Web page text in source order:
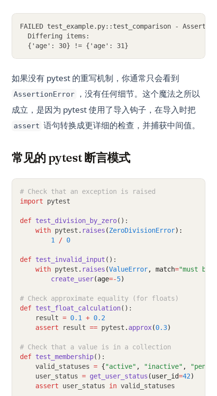
FAILED test_example.py::test_comparison -
  Differing items:
  {'age': 30} != {'age': 31}
如果没有 pytest 的重写机制，你通常只会看到
AssertionError
，没有任何细节。这个魔法之所以
成立，是因为 pytest 使用了导入钩子，在导入时把
assert 语句转换成更详细的检查，并捕获中间值。
常见的 pytest 断言模式
# Check that an exception is raised
import pytest
def test_division_by_zero():
with pytest . raises (ZeroDivisionError):
1
/ 0
def test_invalid_input ():
with pytest . raises (ValueError, match="must be
create_user(age=-5)
# Check approximate equality (for floats)
def test_float_calculation():
    result
= 0.1 + 0.2
assert result == pytest . approx(0.3)
# Check that a value is in a collection
def test_membership():
    valid_statuses
= {"active" , "inactive" ,
    user_status
= get_user_status (user_id=42)
assert user_status in valid_statuses